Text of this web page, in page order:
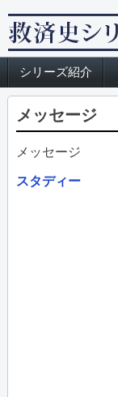
シリーズ紹介
メッセージ
メッセージ
スタディー